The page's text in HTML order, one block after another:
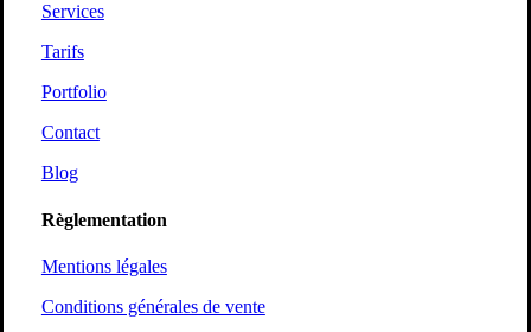
Services
Tarifs
Portfolio
Contact
Blog
Règlementation
Mentions légales
Conditions générales de vente